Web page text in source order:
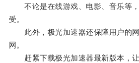
不论是在线游戏、电影、音乐等，
受。
此外，极光加速器还保障用户的网
网。
赶紧下载极光加速器最新版本，让